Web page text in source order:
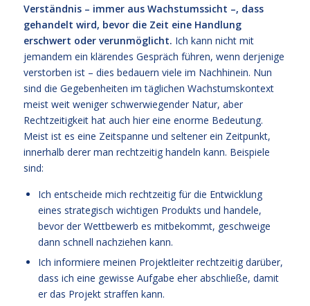
Verständnis – immer aus Wachstumssicht –, dass
gehandelt wird, bevor die Zeit eine Handlung
erschwert oder verunmöglicht. Ich kann nicht mit
jemandem ein klärendes Gespräch führen, wenn derjenige
verstorben ist – dies bedauern viele im Nachhinein. Nun
sind die Gegebenheiten im täglichen Wachstumskontext
meist weit weniger schwerwiegender Natur, aber
Rechtzeitigkeit hat auch hier eine enorme Bedeutung.
Meist ist es eine Zeitspanne und seltener ein Zeitpunkt,
innerhalb derer man rechtzeitig handeln kann. Beispiele
sind:
Ich entscheide mich rechtzeitig für die Entwicklung
eines strategisch wichtigen Produkts und handele,
bevor der Wettbewerb es mitbekommt, geschweige
dann schnell nachziehen kann.
Ich informiere meinen Projektleiter rechtzeitig darüber,
dass ich eine gewisse Aufgabe eher abschließe, damit
er das Projekt straffen kann.